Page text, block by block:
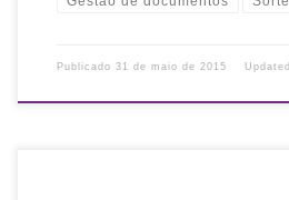
Publicado 31 de maio de 2015 Updated